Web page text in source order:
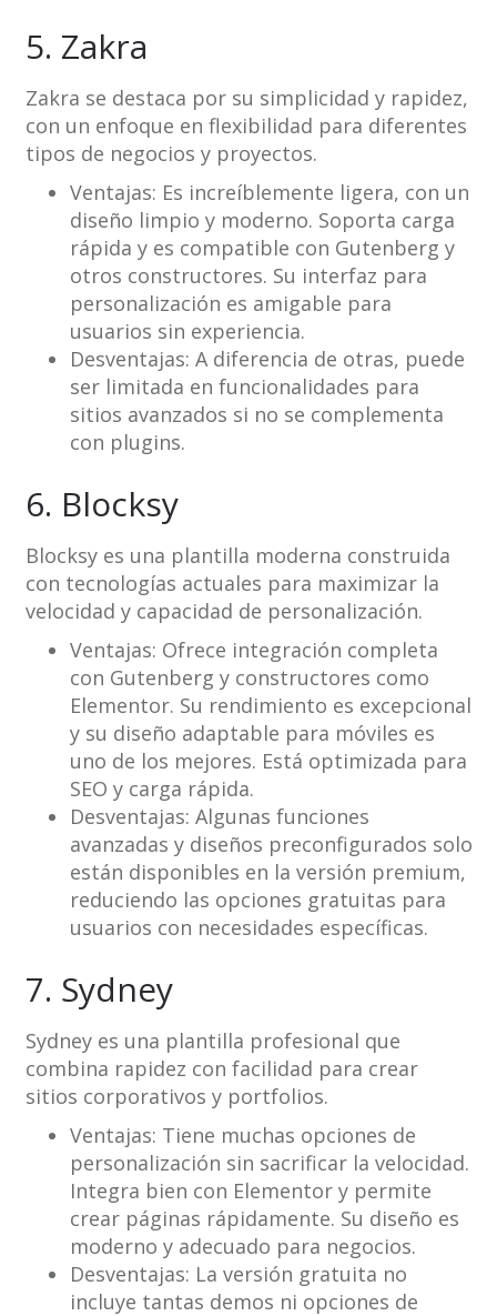
5. Zakra
Zakra se destaca por su simplicidad y rapidez,
con un enfoque en flexibilidad para diferentes
tipos de negocios y proyectos.
Ventajas: Es increíblemente ligera, con un
diseño limpio y moderno. Soporta carga
rápida y es compatible con Gutenberg y
otros constructores. Su interfaz para
personalización es amigable para
usuarios sin experiencia.
Desventajas: A diferencia de otras, puede
ser limitada en funcionalidades para
sitios avanzados si no se complementa
con plugins.
6. Blocksy
Blocksy es una plantilla moderna construida
con tecnologías actuales para maximizar la
velocidad y capacidad de personalización.
Ventajas: Ofrece integración completa
con Gutenberg y constructores como
Elementor. Su rendimiento es excepcional
y su diseño adaptable para móviles es
uno de los mejores. Está optimizada para
SEO y carga rápida.
Desventajas: Algunas funciones
avanzadas y diseños preconfigurados solo
están disponibles en la versión premium,
reduciendo las opciones gratuitas para
usuarios con necesidades específicas.
7. Sydney
Sydney es una plantilla profesional que
combina rapidez con facilidad para crear
sitios corporativos y portfolios.
Ventajas: Tiene muchas opciones de
personalización sin sacrificar la velocidad.
Integra bien con Elementor y permite
crear páginas rápidamente. Su diseño es
moderno y adecuado para negocios.
Desventajas: La versión gratuita no
incluye tantas demos ni opciones de